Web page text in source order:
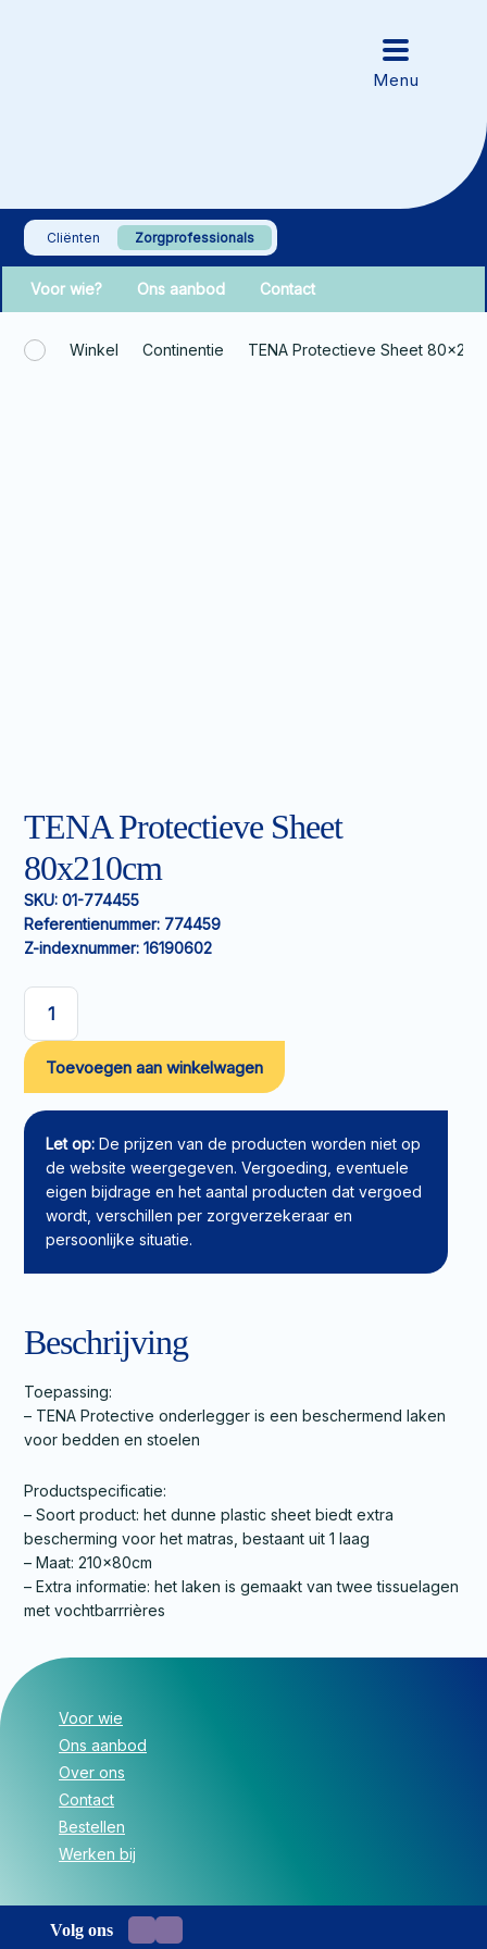
Cliënten Zorgprofessionals
Voor wie? Ons aanbod Contact
Winkel Continentie TENA Protectieve Sheet
TENA Protectieve Sheet
80x210cm
SKU: 01-774455
Referentienummer: 774459
Z-indexnummer: 16190602
TENA
Protectieve
Sheet
80x210cm
aantal
Toevoegen aan winkelwagen
Let op: De prijzen van de producten worden niet op
de website weergegeven. Vergoeding, eventuele
eigen bijdrage en het aantal producten dat vergoed
wordt, verschillen per zorgverzekeraar en
persoonlijke situatie.
Beschrijving
Toepassing:
– TENA Protective onderlegger is een beschermend laken
voor bedden en stoelen
Productspecificatie:
– Soort product: het dunne plastic sheet biedt extra
bescherming voor het matras, bestaant uit 1 laag
– Maat: 210x80cm
– Extra informatie: het laken is gemaakt van twee tissuelagen
met vochtbarrrières
Voor wie
Ons aanbod
Over ons
Contact
Bestellen
Werken bij
Volg ons